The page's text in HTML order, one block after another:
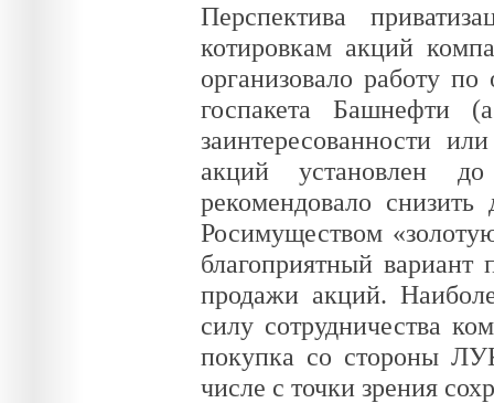
Перспектива
котировкам акций
организовало работу
госпакета
заинтересованности
акций установлен
рекомендовало
Росимуществом
благоприятный
продажи акций.
силу сотрудничества
покупка со стороны
числе с точки зрения